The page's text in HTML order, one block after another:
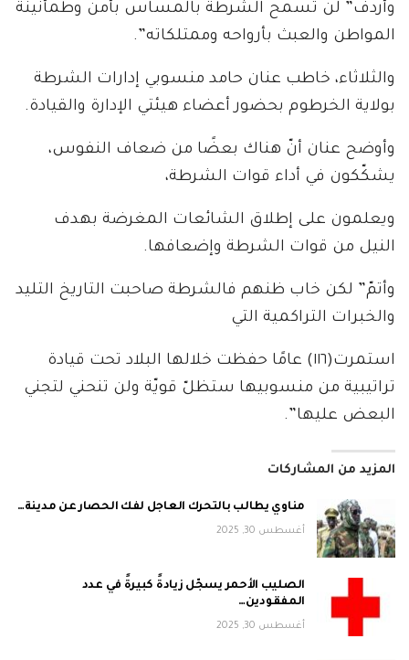
وأردف” لن تسمح الشرطة بالمساس بأمن وطمأنينة
المواطن والعبث بأرواحه وممتلكاته”.
والثلاثاء، خاطب عنان حامد منسوبي إدارات الشرطة
بولاية الخرطوم بحضور أعضاء هيئتي الإدارة والقيادة.
وأوضح عنان أنّ هناك بعضًا من ضعاف النفوس،
يشكّكون في أداء قوات الشرطة،
ويعلمون على إطلاق الشائعات المغرضة بهدف
النيل من قوات الشرطة وإضعافها.
وأتمّ” لكن خاب ظنهم فالشرطة صاحبت التاريخ التليد
والخبرات التراكمية التي
استمرت(١١٦) عامًا حفظت خلالها البلاد تحت قيادة
تراتيبية من منسوبيها ستظلّ قويّة ولن تنحني لتجني
البعض عليها”.
المزيد من المشاركات
مناوي يطالب بالتحرك العاجل لفك الحصار عن مدينة…
أغسطس 30, 2025
الصليب الأحمر يسجّل زيادةً كبيرةً في عدد
المفقودين…
أغسطس 30, 2025